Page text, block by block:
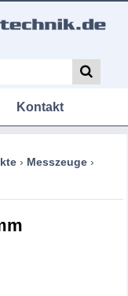
Kontakt
› Messzeuge ›